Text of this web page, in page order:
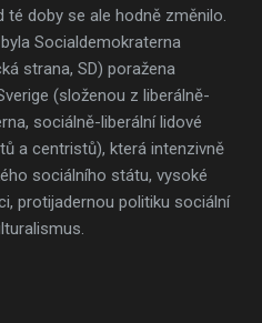
té doby se ale hodně změnilo.
Socialdemokraterna
strana, SD) poražena
(složenou z liberálně-
sociálně-liberální lidové
a centristů), která intenzivně
sociálního státu, vysoké
protijadernou politiku sociální